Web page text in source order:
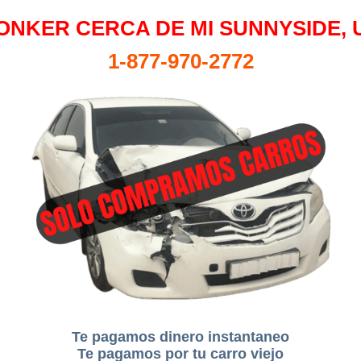
CERCA DE MI SUNNYSIDE,
1-877-970-2772
Te pagamos dinero instantaneo
Te pagamos por tu carro viejo